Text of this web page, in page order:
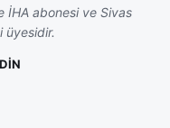
İHA abonesi ve Sivas
üyesidir.